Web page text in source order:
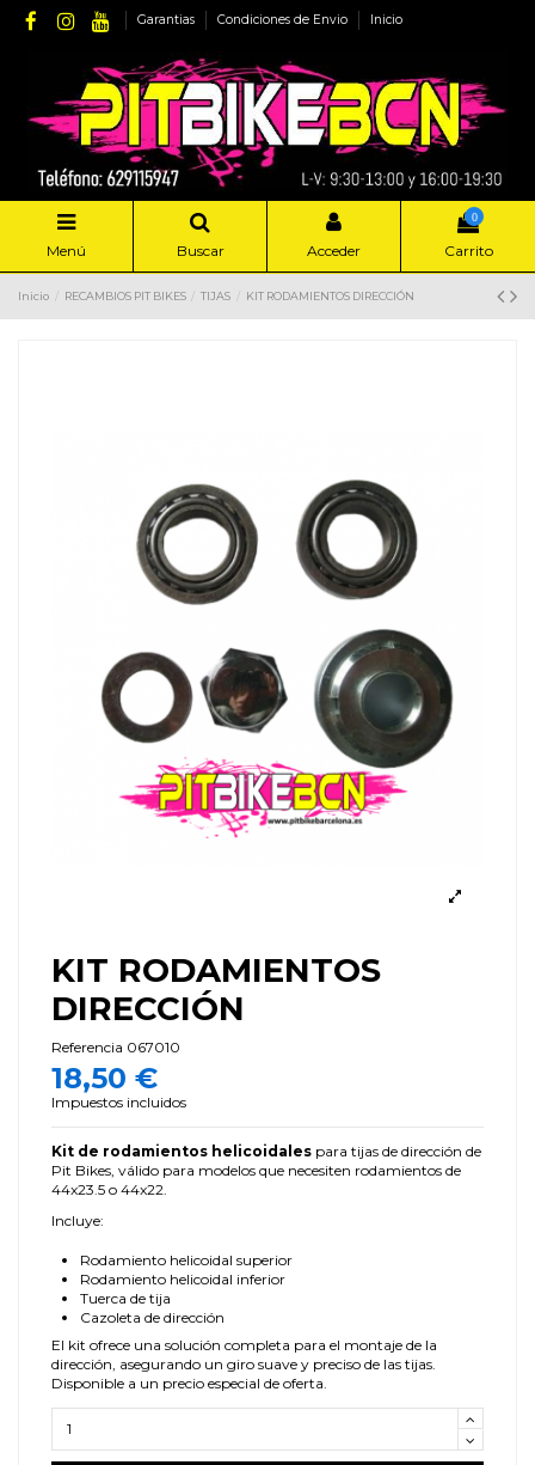
Garantias Condiciones de Envio Inicio
Menú Buscar Acceder
0
Carrito
Inicio RECAMBIOS PIT BIKES TIJAS KIT RODAMIENTOS DIRECCIÓN
KIT RODAMIENTOS
DIRECCIÓN
Referencia 067010
18,50 €
Impuestos incluidos
Kit de rodamientos helicoidales para tijas de dirección de
Pit Bikes, válido para modelos que necesiten rodamientos de
44x23.5 o 44x22.
Incluye:
Rodamiento helicoidal superior
Rodamiento helicoidal inferior
Tuerca de tija
Cazoleta de dirección
El kit ofrece una solución completa para el montaje de la
dirección, asegurando un giro suave y preciso de las tijas.
Disponible a un precio especial de oferta.